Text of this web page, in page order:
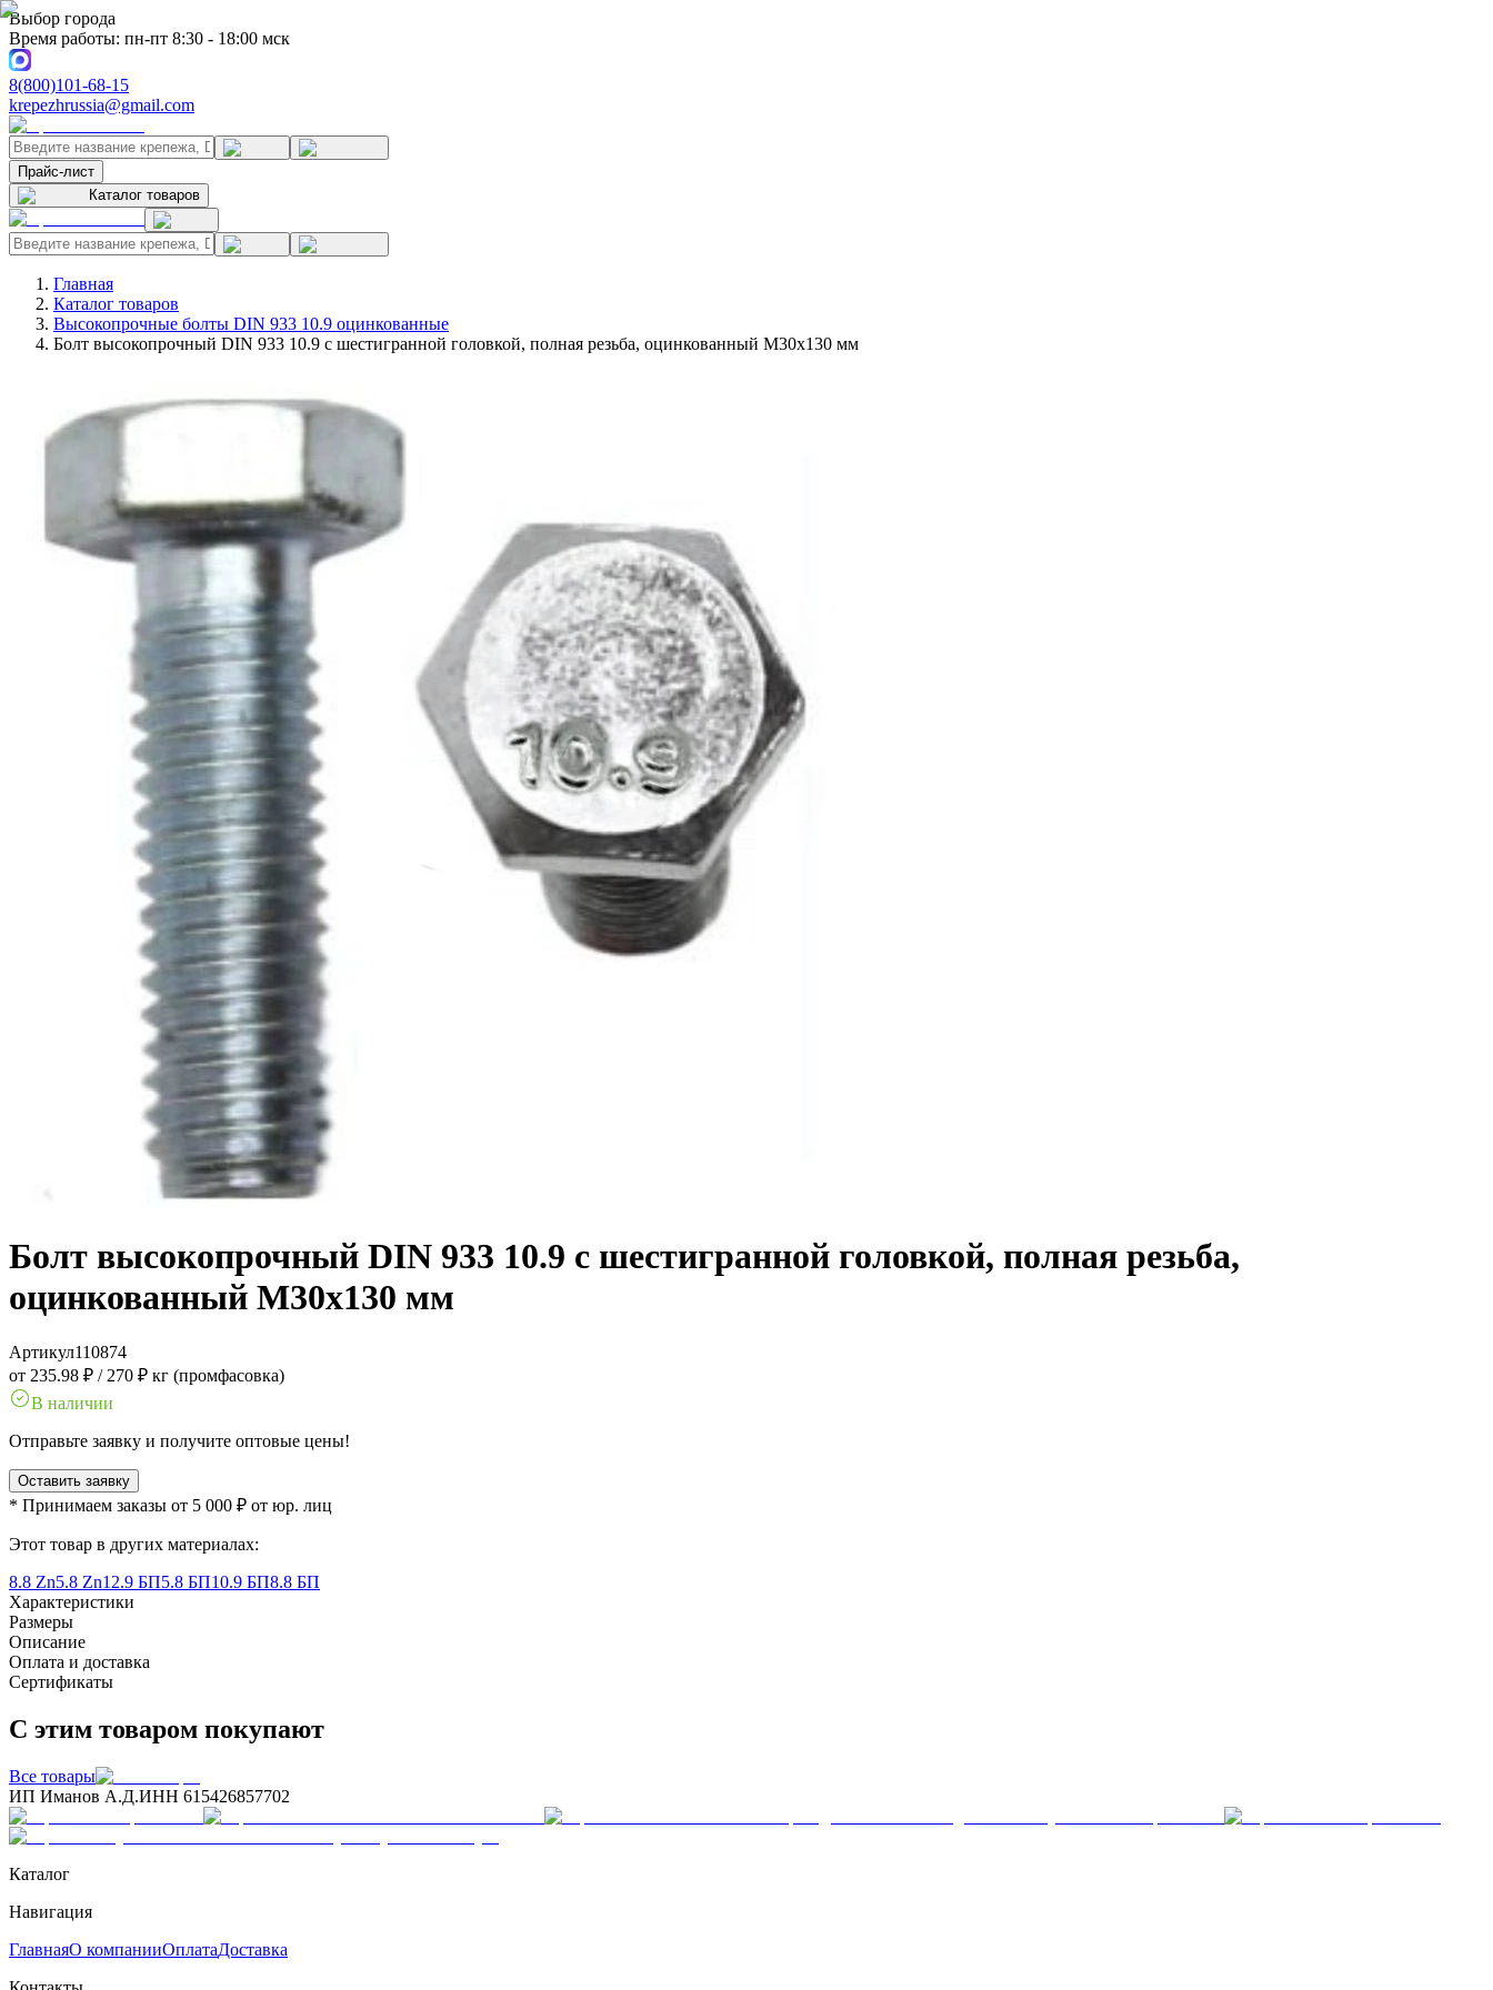
Выбор города
Время работы: пн-пт 8:30 - 18:00 мск
8(800)101-68-15
krepezhrussia@gmail.com
Прайс-лист
Каталог товаров
Главная
Каталог товаров
Высокопрочные болты DIN 933 10.9 оцинкованные
Болт высокопрочный DIN 933 10.9 с шестигранной головкой, полная резьба, оцинкованный M30x130 мм
Болт высокопрочный DIN 933 10.9 с шестигранной головкой, полная резьба,
оцинкованный M30x130 мм
Артикул110874
от 235.98 ₽ / 270 ₽ кг (промфасовка)
В наличии
Отправьте заявку и получите оптовые цены!
Оставить заявку
* Принимаем заказы от 5 000 ₽ от юр. лиц
Этот товар в других материалах:
8.8 Zn5.8 Zn12.9 БП5.8 БП10.9 БП8.8 БП
Характеристики
Размеры
Описание
Оплата и доставка
Сертификаты
С этим товаром покупают
Все товары
ИП Иманов А.Д.ИНН 615426857702
Каталог
Навигация
ГлавнаяО компанииОплатаДоставка